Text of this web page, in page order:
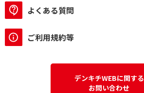
よくある質問
ご利用規約等
デンキチWEBに関する
お問い合わせ